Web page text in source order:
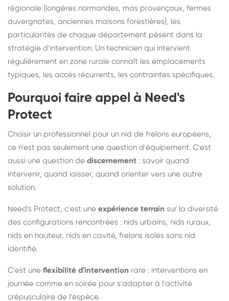
régionale (longères normandes, mas provençaux, fermes
auvergnates, anciennes maisons forestières), les
particularités de chaque département pèsent dans la
stratégie d'intervention. Un technicien qui intervient
régulièrement en zone rurale connaît les emplacements
typiques, les accès récurrents, les contraintes spécifiques.
Pourquoi faire appel à Need's
Protect
Choisir un professionnel pour un nid de frelons européens,
ce n'est pas seulement une question d'équipement. C'est
aussi une question de discernement : savoir quand
intervenir, quand laisser, quand orienter vers une autre
solution.
Need's Protect, c'est une expérience terrain sur la diversité
des configurations rencontrées : nids urbains, nids ruraux,
nids en hauteur, nids en cavité, frelons isolés sans nid
identifié.
C'est une flexibilité d'intervention rare : interventions en
journée comme en soirée pour s'adapter à l'activité
crépusculaire de l'espèce.